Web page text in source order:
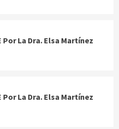
Por La Dra. Elsa Martínez
Por La Dra. Elsa Martínez